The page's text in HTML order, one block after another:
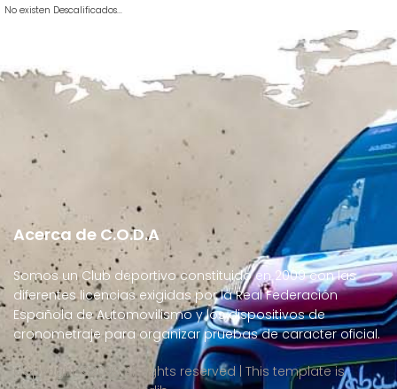
No existen Descalificados...
Acerca de C.O.D.A
Somos un Club deportivo constituido en 2009 con las
diferentes licencias exigidas por la Real Federación
Española de Automovilismo y los dispositivos de
cronometraje para organizar pruebas de caracter oficial.
Copyright ©2026 All rights reserved | This template is